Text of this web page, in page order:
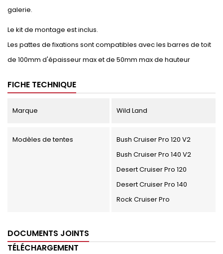
galerie.
Le kit de montage est inclus.
Les pattes de fixations sont compatibles avec les barres de toit
de 100mm d'épaisseur max et de 50mm max de hauteur
FICHE TECHNIQUE
Marque Wild Land
Modèles de tentes
Bush Cruiser Pro 120 V2
Bush Cruiser Pro 140 V2
Desert Cruiser Pro 120
Desert Cruiser Pro 140
Rock Cruiser Pro
DOCUMENTS JOINTS
TÉLÉCHARGEMENT